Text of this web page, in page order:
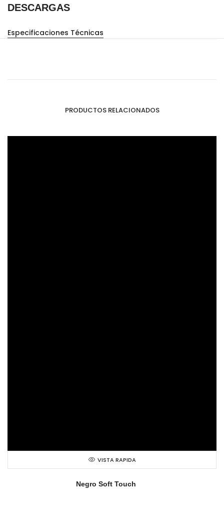
DESCARGAS
Especificaciones Técnicas
PRODUCTOS RELACIONADOS
VISTA RAPIDA
Negro Soft Touch